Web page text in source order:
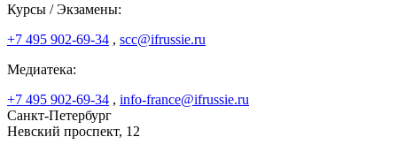
Курсы / Экзамены:
+7 495 902-69-34 , scc@ifrussie.ru
Медиатека:
+7 495 902-69-34 , info-france@ifrussie.ru
Санкт-Петербург
Невский проспект, 12